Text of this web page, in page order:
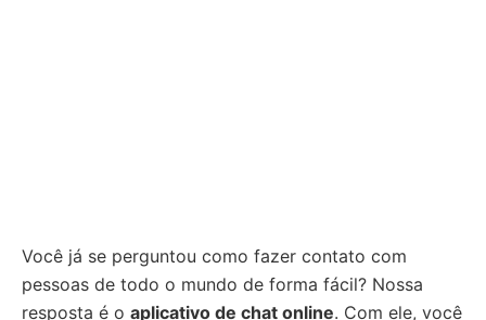
Você já se perguntou como fazer contato com
pessoas de todo o mundo de forma fácil? Nossa
resposta é o aplicativo de chat online. Com ele, você